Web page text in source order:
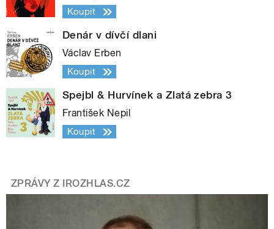
Koupit
Denár v dívčí dlani
Václav Erben
Koupit
Spejbl & Hurvínek a Zlatá zebra 3
František Nepil
Koupit
ZPRÁVY Z IROZHLAS.CZ